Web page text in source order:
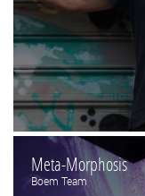
Meta-Morphosis
Boem Team